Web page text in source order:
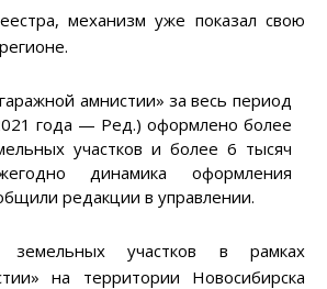
механизм уже показал свою
амнистии» за весь период
года — Ред.) оформлено более
участков и более 6 тысяч
динамика оформления
редакции в управлении.
земельных участков в рамках
на территории Новосибирска